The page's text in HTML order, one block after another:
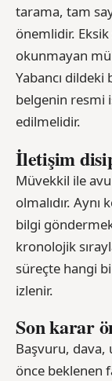
tarama, tam
önemlidir.
okunmayan
Yabancı dildeki
belgenin resmi
edilmelidir.
İletişim
Müvekkil ile
olmalıdır.
bilgi
kronolojik
süreçte hangi
izlenir.
Son karar
Başvuru, dava,
önce beklenen